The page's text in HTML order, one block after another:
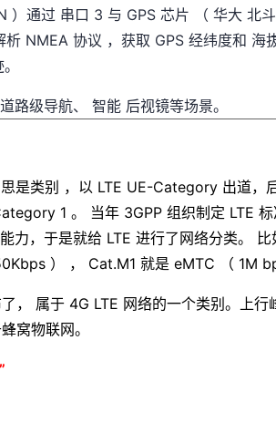
）通过 串口 3 与 GPS 芯片 （ 华大 北
NMEA 协议 ，获取 GPS 经纬度和 海
路级导航、 智能 后视镜等场景。
是类别 ，以 LTE UE-Category 出道，
1。 当年 3GPP组织制定 LTE
力，于是就给 LTE进行了网络分类。 比
） ， Cat.M1就是eMTC （ 1M
， 属于 4G LTE 网络的一个类别。上行
窝物联网。
”